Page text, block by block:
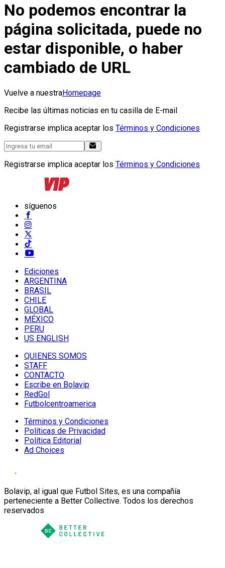
No podemos encontrar la
página solicitada, puede no
estar disponible, o haber
cambiado de URL
Vuelve a nuestraHomepage
Recibe las últimas noticias en tu casilla de E-mail
Registrarse implica aceptar los Términos y Condiciones
Registrarse implica aceptar los Términos y Condiciones
síguenos
Ediciones
ARGENTINA
BRASIL
CHILE
GLOBAL
MÉXICO
PERU
US ENGLISH
QUIENES SOMOS
STAFF
CONTACTO
Escribe en Bolavip
RedGol
Futbolcentroamerica
Términos y Condiciones
Políticas de Privacidad
Política Editorial
Ad Choices
Bolavip, al igual que Futbol Sites, es una compañía
perteneciente a Better Collective. Todos los derechos
reservados